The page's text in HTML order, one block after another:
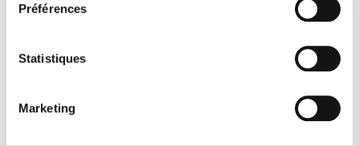
Préférences
Statistiques
Marketing